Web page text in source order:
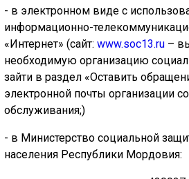
- в электронном виде с
информационно-
«Интернет» (сайт: www.soc13.ru –
необходимую организацию
зайти в раздел «Оставить
электронной почты организации
обслуживания;)
- в Министерство социальной
населения Республики Мордовия: